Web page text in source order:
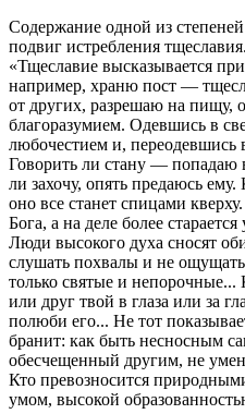
Содержание одной из
подвиг истребления
«Тщеславие высказывается
например, храню пост —
от других, разрешаю на пищу,
благоразумием. Одевшись в
любочестием и, переодевшись
Говорить ли стану — попадаю
ли захочу, опять предаюсь
оно все станет спицами
Бога, а на деле более
Люди высокого духа сносят
слушать похвалы и не
только святые и
или друг твой в глаза или за
полюби его... Не тот
бранит: как быть несносным
обесчещенный другим, не
Кто превозносится
умом, высокой